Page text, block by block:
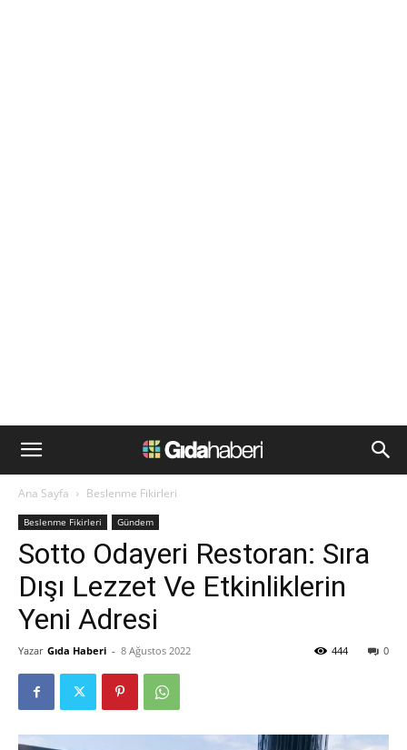
Ana Sayfa Beslenme Fikirleri
Beslenme Fikirleri Gündem
Sotto Odayeri Restoran: Sıra
Dışı Lezzet Ve Etkinliklerin
Yeni Adresi
Yazar Gıda Haberi - 8 Ağustos 2022 0
444